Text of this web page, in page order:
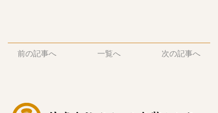
前の記事へ 一覧へ 次の記事へ